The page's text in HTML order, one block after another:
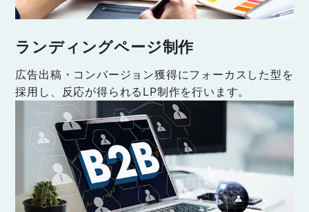
ランディングページ制作
広告出稿・コンバージョン獲得にフォーカスした型を
採用し、反応が得られるLP制作を行います。